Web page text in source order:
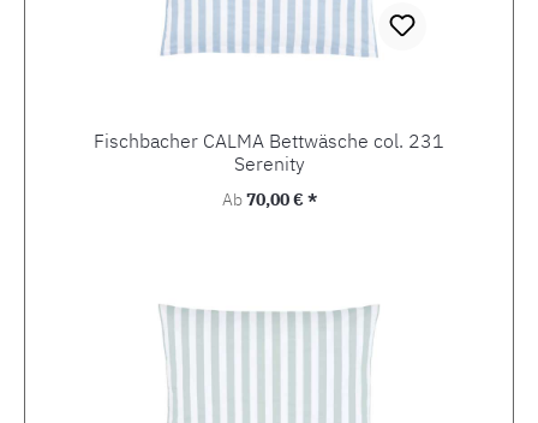
Fischbacher CALMA Bettwäsche col. 231
Serenity
Regulärer Preis:
Ab70,00 € *